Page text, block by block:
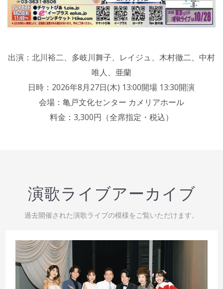
出演：北川裕二、多岐川舞子、レイジュ、木村徹二、中村
唯人、亜蘭
日時：2026年8月27日(木) 13:00開場 13:30開演
会場：亀戸文化センター カメリアホール
料金：3,300円（全席指定・税込）
演歌ライブアーカイブ
過去開催された演歌ライブの模様をご覧いただけます。